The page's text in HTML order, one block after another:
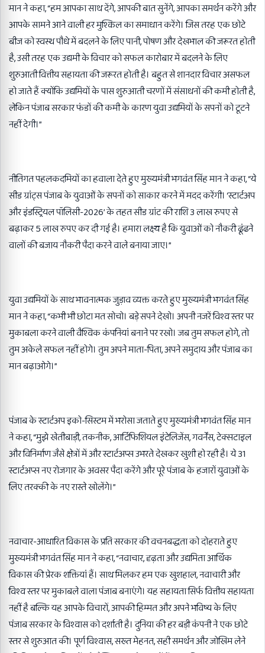
मान ने कहा, “हम आपका साथ देंगे, आपकी बात सुनेंगे, आपका समर्थन करेंगे और
आपके सामने आने वाली हर मुश्किल का समाधान करेंगे। जिस तरह एक छोटे
बीज को स्वस्थ पौधे में बदलने के लिए पानी, पोषण और देखभाल की जरूरत होती
है, उसी तरह एक उद्यमी के विचार को सफल कारोबार में बदलने के लिए
शुरुआती वित्तीय सहायता की जरूरत होती है। बहुत से शानदार विचार असफल
हो जाते हैं क्योंकि उद्यमियों के पास शुरुआती चरणों में संसाधनों की कमी होती है,
लेकिन पंजाब सरकार फंडों की कमी के कारण युवा उद्यमियों के सपनों को टूटने
नहीं देगी।”
नीतिगत पहलकदमियों का हवाला देते हुए मुख्यमंत्री भगवंत सिंह मान ने कहा, “ये
सीड ग्रांट्स पंजाब के युवाओं के सपनों को साकार करने में मदद करेंगी। ‘स्टार्टअप
और इंडस्ट्रियल पॉलिसी-2026’ के तहत सीड ग्रांट की राशि 3 लाख रुपए से
बढ़ाकर 5 लाख रुपए कर दी गई है। हमारा लक्ष्य है कि युवाओं को नौकरी ढूंढने
वालों की बजाय नौकरी पैदा करने वाले बनाया जाए।”
युवा उद्यमियों के साथ भावनात्मक जुड़ाव व्यक्त करते हुए मुख्यमंत्री भगवंत सिंह
मान ने कहा, “कभी भी छोटा मत सोचो। बड़े सपने देखो। अपनी नजरें विश्व स्तर पर
मुकाबला करने वाली वैश्विक कंपनियां बनाने पर रखो। जब तुम सफल होगे, तो
तुम अकेले सफल नहीं होगे। तुम अपने माता-पिता, अपने समुदाय और पंजाब का
मान बढ़ाओगे।”
पंजाब के स्टार्टअप इको-सिस्टम में भरोसा जताते हुए मुख्यमंत्री भगवंत सिंह मान
ने कहा, “मुझे खेतीबाड़ी, तकनीक, आर्टिफिशियल इंटेलिजेंस, गवर्नेंस, टेक्सटाइल
और विनिर्माण जैसे क्षेत्रों में और स्टार्टअप्स उभरते देखकर खुशी हो रही है। ये 31
स्टार्टअप्स नए रोजगार के अवसर पैदा करेंगे और पूरे पंजाब के हजारों युवाओं के
लिए तरक्की के नए रास्ते खोलेंगे।”
नवाचार-आधारित विकास के प्रति सरकार की वचनबद्धता को दोहराते हुए
मुख्यमंत्री भगवंत सिंह मान ने कहा, “नवाचार, दृढ़ता और उद्यमिता आर्थिक
विकास की प्रेरक शक्तियां हैं। साथ मिलकर हम एक खुशहाल, नवाचारी और
विश्व स्तर पर मुकाबले वाला पंजाब बनाएंगे। यह सहायता सिर्फ वित्तीय सहायता
नहीं है बल्कि यह आपके विचारों, आपकी हिम्मत और अपने भविष्य के लिए
पंजाब सरकार के विश्वास को दर्शाती है। दुनिया की हर बड़ी कंपनी ने एक छोटे
स्तर से शुरुआत की। पूर्ण विश्वास, सख्त मेहनत, सही समर्थन और जोखिम लेने